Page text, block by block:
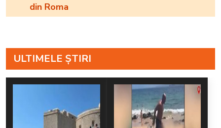
din Roma
ULTIMELE ȘTIRI